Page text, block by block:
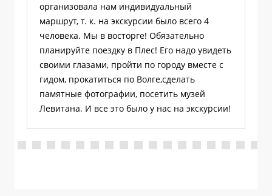
организовала нам индивидуальный
маршрут, т. к. на экскурсии было всего 4
человека. Мы в восторге! Обязательно
планируйте поездку в Плес! Его надо увидеть
своими глазами, пройти по городу вместе с
гидом, прокатиться по Волге,сделать
памятные фотографии, посетить музей
Левитана. И все это было у нас на экскурсии!